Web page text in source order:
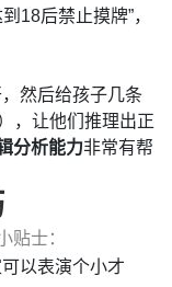
18后禁止摸牌”，
然后给孩子几条
，让他们推理出正
分析能力非常有帮
贴士：
以表演个小才